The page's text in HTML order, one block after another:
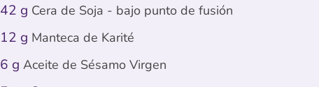
42 g Cera de Soja - bajo punto de fusión
12 g Manteca de Karité
6 g Aceite de Sésamo Virgen